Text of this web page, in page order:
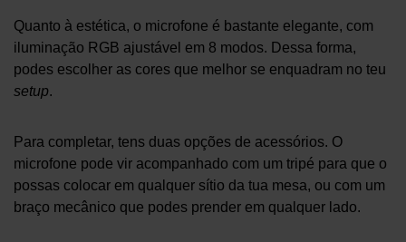
Quanto à estética, o microfone é bastante elegante, com
iluminação RGB ajustável em 8 modos. Dessa forma,
podes escolher as cores que melhor se enquadram no teu
setup.
Para completar, tens duas opções de acessórios. O
microfone pode vir acompanhado com um tripé para que o
possas colocar em qualquer sítio da tua mesa, ou com um
braço mecânico que podes prender em qualquer lado.